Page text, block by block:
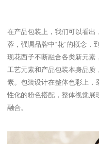
在产品包装上，我们可以看出，
蓉，强调品牌中“花”的概念，
现花西子不断融合各类新元素
工艺元素和产品包装本身品
素。包装设计在整体色彩上
性化的粉色搭配，整体视觉展
融合。